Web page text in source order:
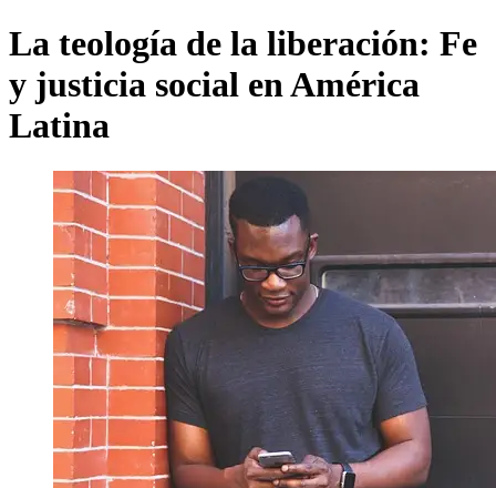
La teología de la liberación: Fe
y justicia social en América
Latina